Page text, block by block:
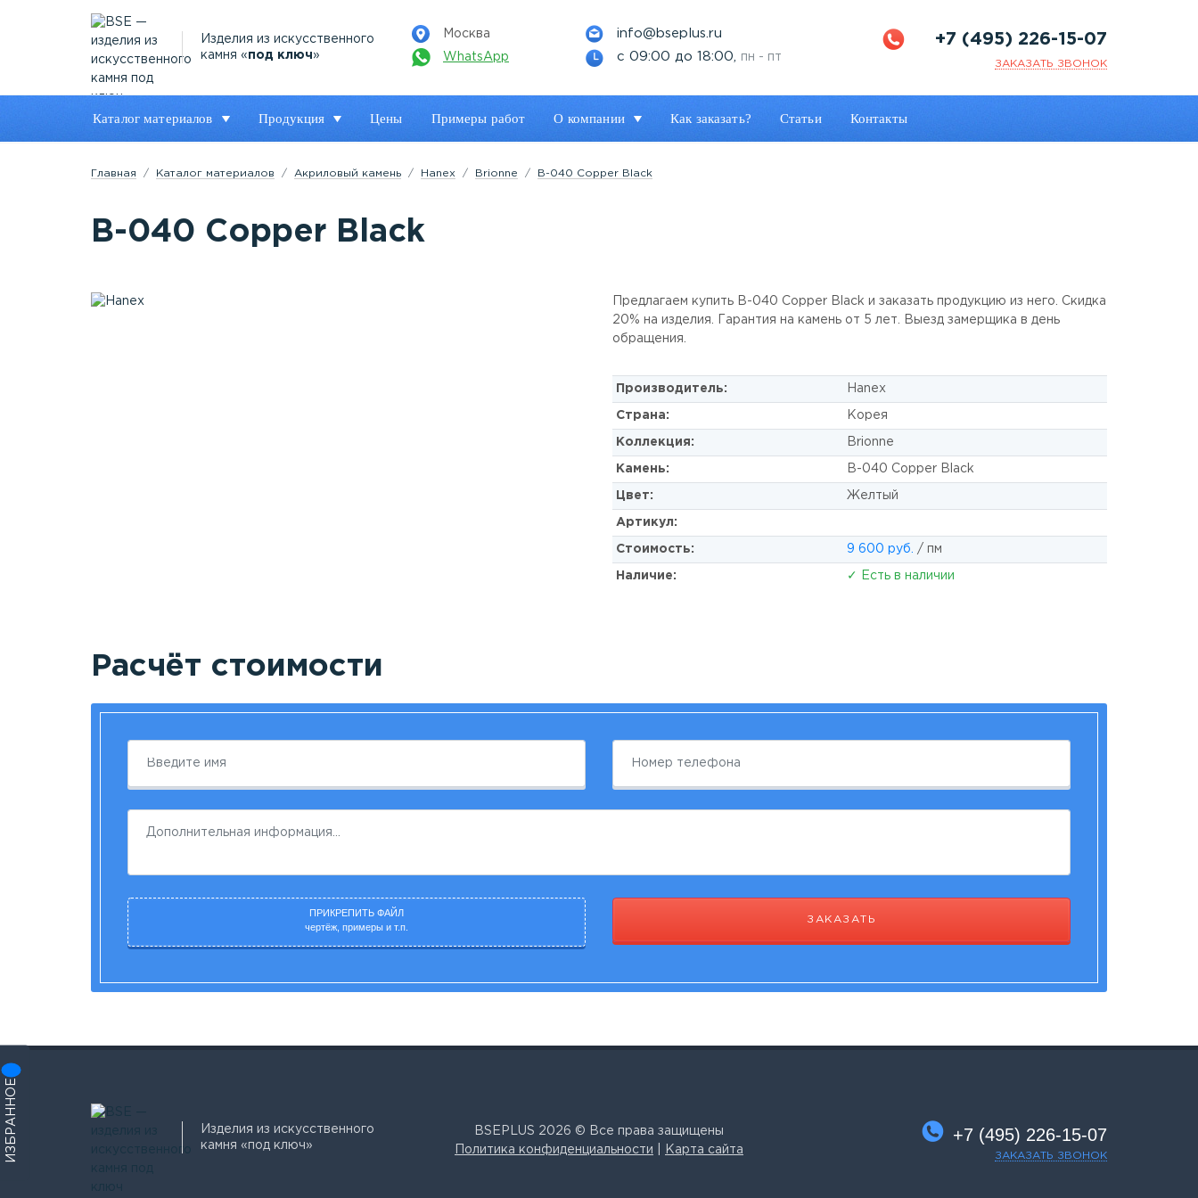
Изделия из искусственного
камня «под ключ»
Москва
WhatsApp
info@bseplus.ru
с 09:00 до 18:00,
пн - пт
+7 (495) 226-15-07
ЗАКАЗАТЬ ЗВОНОК
Каталог материалов Продукция Цены Примеры работ О компании Как заказать? Статьи Контакты
Главная Каталог материалов Акриловый камень Hanex Brionne B-040 Copper Black
B-040 Copper Black
ИЗБРАННОЕ
Предлагаем купить B-040 Copper Black и заказать продукцию из него. Скидка
20% на изделия. Гарантия на камень от 5 лет. Выезд замерщика в день
обращения.
Производитель: Hanex
Страна: Корея
Коллекция: Brionne
Камень: B-040 Copper Black
Цвет: Желтый
Артикул:
Стоимость: 9 600 руб. / пм
Наличие: ✓ Есть в наличии
Расчёт стоимости
ПРИКРЕПИТЬ ФАЙЛ
чертёж, примеры и т.п.
ЗАКАЗАТЬ
Изделия из искусственного
камня «под ключ»
BSEPLUS 2026 © Все права защищены
Политика конфиденциальности
Карта сайта
+7 (495) 226-15-07
ЗАКАЗАТЬ ЗВОНОК